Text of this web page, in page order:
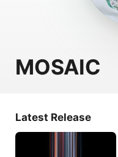
MOSAIC
Latest Release